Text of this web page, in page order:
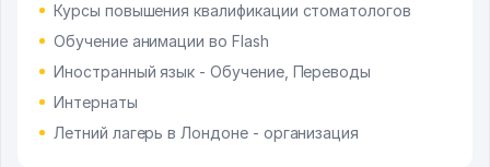
Курсы повышения квалификации стоматологов
Обучение анимации во Flash
Иностранный язык - Обучение, Переводы
Интернаты
Летний лагерь в Лондоне - организация